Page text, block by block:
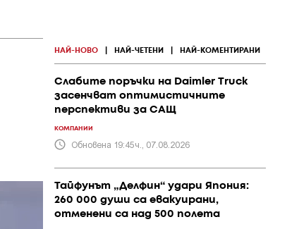
НАЙ-НОВО НАЙ-ЧЕТЕНИ НАЙ-КОМЕНТИРАНИ
Слабите поръчки на Daimler Truck
засенчват оптимистичните
перспективи за САЩ
КОМПАНИИ
Обновена 19:45ч., 07.08.2026
Тайфунът „Делфин“ удари Япония:
260 000 души са евакуирани,
отменени са над 500 полета